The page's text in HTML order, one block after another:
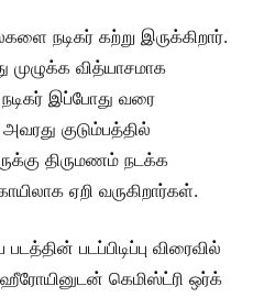
நடிகர் கற்று இருக்கிறார்.
வித்யாசமாக
இப்போது வரை
குடும்பத்தில்
திருமணம் நடக்க
ஏறி வருகிறார்கள்.
படப்பிடிப்பு விரைவில்
கெமிஸ்ட்ரி ஒர்க்